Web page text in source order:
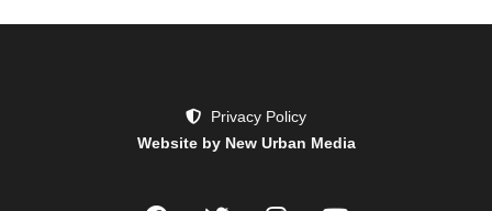
Privacy Policy
Website by New Urban Media